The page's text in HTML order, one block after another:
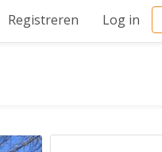
Registreren Log in